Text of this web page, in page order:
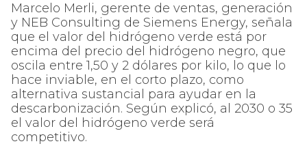
Marcelo Merli, gerente de ventas, generación
y NEB Consulting de Siemens Energy, señala
que el valor del hidrógeno verde está por
encima del precio del hidrógeno negro, que
oscila entre 1,50 y 2 dólares por kilo, lo que lo
hace inviable, en el corto plazo, como
alternativa sustancial para ayudar en la
descarbonización. Según explicó, al 2030 o 35
el valor del hidrógeno verde será
competitivo.